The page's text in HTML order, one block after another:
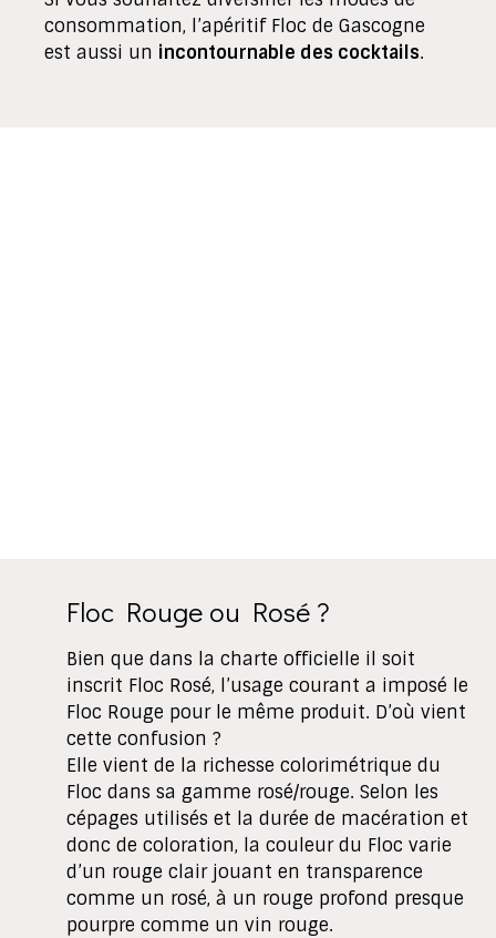
consommation, l’apéritif Floc de Gascogne
est aussi un incontournable des cocktails.
Floc Rouge ou Rosé ?
Bien que dans la charte officielle il soit
inscrit Floc Rosé, l’usage courant a imposé le
Floc Rouge pour le même produit. D’où vient
cette confusion ?
Elle vient de la richesse colorimétrique du
Floc dans sa gamme rosé/rouge. Selon les
cépages utilisés et la durée de macération et
donc de coloration, la couleur du Floc varie
d’un rouge clair jouant en transparence
comme un rosé, à un rouge profond presque
pourpre comme un vin rouge.